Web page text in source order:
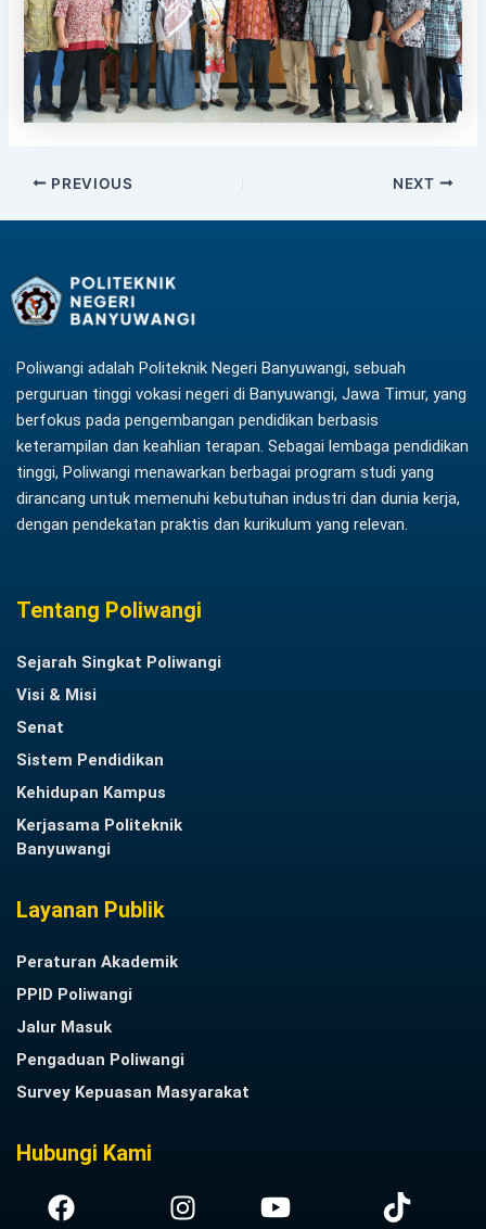
PREVIOUS NEXT
Poliwangi adalah Politeknik Negeri Banyuwangi, sebuah
perguruan tinggi vokasi negeri di Banyuwangi, Jawa Timur, yang
berfokus pada pengembangan pendidikan berbasis
keterampilan dan keahlian terapan. Sebagai lembaga pendidikan
tinggi, Poliwangi menawarkan berbagai program studi yang
dirancang untuk memenuhi kebutuhan industri dan dunia kerja,
dengan pendekatan praktis dan kurikulum yang relevan.
Tentang Poliwangi
Sejarah Singkat Poliwangi
Visi & Misi
Senat
Sistem Pendidikan
Kehidupan Kampus
Kerjasama Politeknik
Banyuwangi
Layanan Publik
Peraturan Akademik
PPID Poliwangi
Jalur Masuk
Pengaduan Poliwangi
Survey Kepuasan Masyarakat
Hubungi Kami